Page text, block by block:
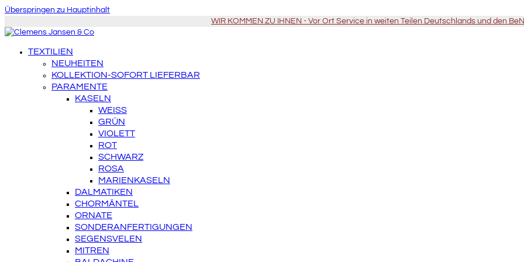
Überspringen zu Hauptinhalt
WIR KOMMEN ZU IHNEN - Vor Ort Service in weiten Teilen Deutschlands und den
TEXTILIEN
NEUHEITEN
KOLLEKTION-SOFORT LIEFERBAR
PARAMENTE
KASELN
WEISS
GRÜN
VIOLETT
ROT
SCHWARZ
ROSA
MARIENKASELN
DALMATIKEN
CHORMÄNTEL
ORNATE
SONDERANFERTIGUNGEN
SEGENSVELEN
MITREN